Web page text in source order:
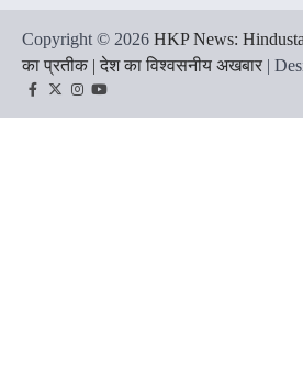
Copyright © 2026 HKP News:
का प्रतीक | देश का विश्वसनीय अखबार |
Facebook
TwitterInstagram
YouTube